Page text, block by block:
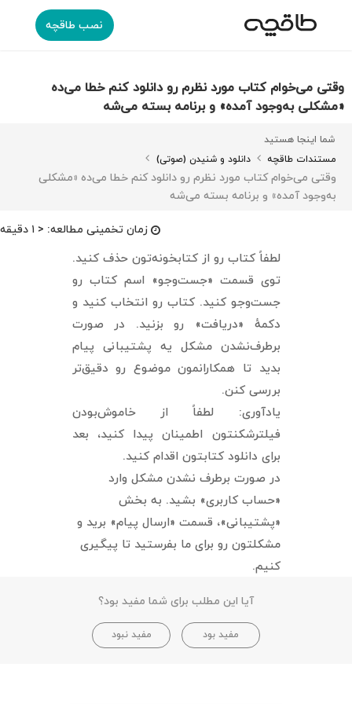
نصب طاقچه
وقتی می‌خوام کتاب مورد نظرم رو دانلود کنم خطا می‌ده
«مشکلی به‌وجود آمده» و برنامه بسته می‌شه
شما اینجا هستید
مستندات طاقچه
دانلود و شنیدن (صوتی)
وقتی می‌خوام کتاب مورد نظرم رو دانلود کنم خطا می‌ده «مشکلی
به‌وجود آمده» و برنامه بسته می‌شه
زمان تخمینی مطالعه: < ۱ دقیقه
لطفاً کتاب رو از کتابخونه‌تون حذف کنید.
توی قسمت «جست‌وجو» اسم کتاب رو
جست‌وجو کنید. کتاب رو انتخاب کنید و
دکمهٔ «دریافت» رو بزنید. در صورت
برطرف‌نشدن مشکل یه پشتیبانی پیام
بدید تا همکارانمون موضوع رو دقیق‌تر
بررسی کنن.
یادآوری: لطفاً از خاموش‌بودن
فیلترشکنتون اطمینان پیدا کنید، بعد
برای دانلود کتابتون اقدام کنید.
در صورت برطرف نشدن مشکل وارد
«حساب کاربری» بشید. به بخش
«پشتیبانی»، قسمت «ارسال پیام» برید و
مشکلتون رو برای ما بفرستید تا پیگیری
کنیم.
آیا این مطلب برای شما مفید بود؟
مفید بود مفید نبود